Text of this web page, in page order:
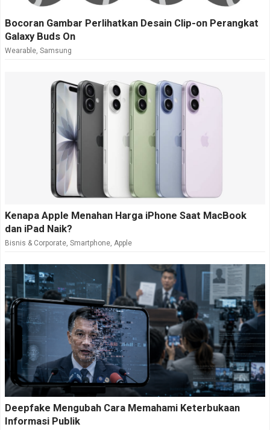
Bocoran Gambar Perlihatkan Desain Clip-on Perangkat
Galaxy Buds On
Wearable, Samsung
Kenapa Apple Menahan Harga iPhone Saat MacBook
dan iPad Naik?
Bisnis & Corporate, Smartphone, Apple
Deepfake Mengubah Cara Memahami Keterbukaan
Informasi Publik